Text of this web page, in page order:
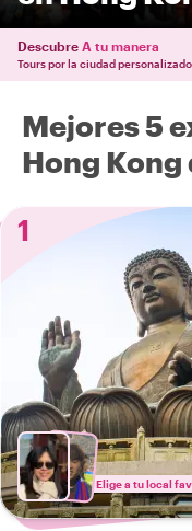
Descubre A tu manera
Tours por la ciudad
Mejores 5
Hong Kong
1
Elige a tu local